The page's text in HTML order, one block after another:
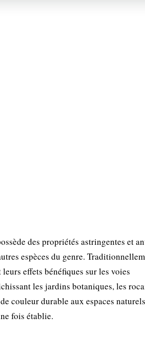
des propriétés astringentes et
espèces du genre.
effets bénéfiques sur les voies
les jardins botaniques, les
couleur durable aux espaces
fois établie.